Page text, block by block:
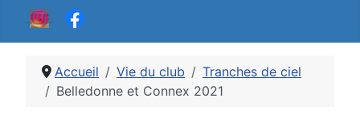
Accueil Vie du club
Tranches de ciel
Belledonne et Connex 2021